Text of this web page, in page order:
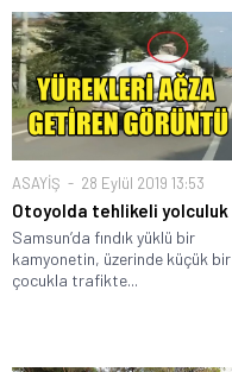
ASAYİŞ 28 Eylül 2019 13:53
Otoyolda tehlikeli yolculuk
Samsun’da fındık yüklü bir
kamyonetin, üzerinde küçük bir
çocukla trafikte...